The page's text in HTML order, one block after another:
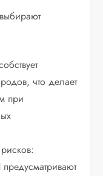
что делает
при